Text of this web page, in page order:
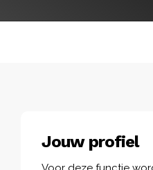
Jouw profiel